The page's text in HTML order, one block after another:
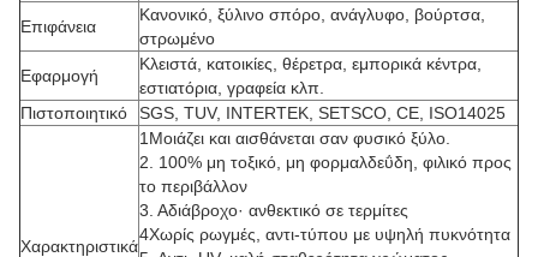
Επιφάνεια
Κανονικό, ξύλινο σπόρο, ανάγλυφο, βούρτσα,
στρωμένο
Εφαρμογή
Κλειστά, κατοικίες, θέρετρα, εμπορικά κέντρα,
εστιατόρια, γραφεία κλπ.
Πιστοποιητικό
SGS, TUV, INTERTEK, SETSCO, CE, ISO14025
Χαρακτηριστικά
1Μοιάζει και αισθάνεται σαν φυσικό ξύλο.
2. 100% μη τοξικό, μη φορμαλδεΰδη, φιλικό προς
το περιβάλλον
3. Αδιάβροχο· ανθεκτικό σε τερμίτες
4Χωρίς ρωγμές, αντι-τύπου με υψηλή πυκνότητα